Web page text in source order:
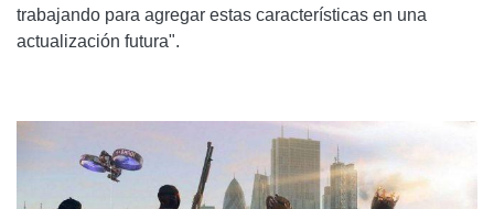
trabajando para agregar estas características en una
actualización futura".